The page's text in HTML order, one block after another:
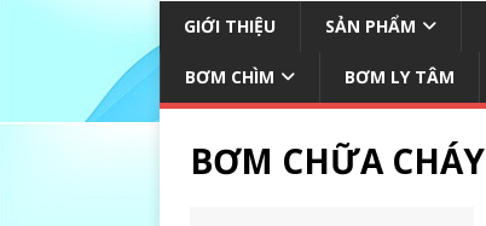
GIỚI THIỆU SẢN PHẨM
BƠM CHÌM BƠM LY TÂM
BƠM CHỮA CHÁY